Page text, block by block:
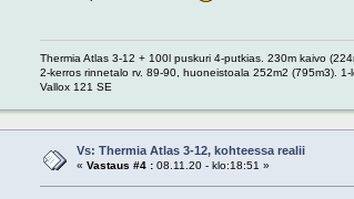
Thermia Atlas 3-12 + 100l puskuri 4-putkias. 230m kaivo
2-kerros rinnetalo rv. 89-90, huoneistoala 252m2 (795m3).
Vallox 121 SE
Vs: Thermia Atlas 3-12, kohteessa realii
« Vastaus #4 :08.11.20 - klo:18:51 »